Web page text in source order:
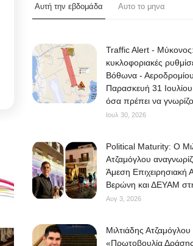
Αυτή την εβδομάδα Αυτο το μηνα
Traffic Alert -
κυκλοφοριακές
Βόθωνα -
Παρασκευή 31
όσα πρέπει να
Ιουλ 30, 2026
Political Maturity: Ο
Ατζαμόγλου
Άμεση Επιχειρησιακή
Βερώνη και ΔΕΥΑΜ
Αυγ 3, 2026
Μιλτιάδης Ατζαμόγλου
«Πρωτοβουλία